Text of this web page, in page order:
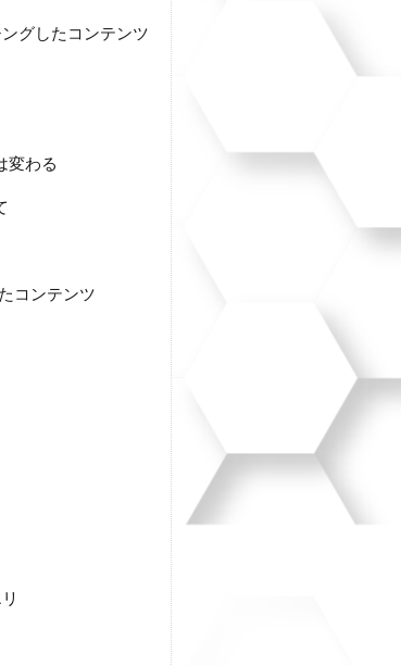
グしたコンテンツ
変わる
コンテンツ